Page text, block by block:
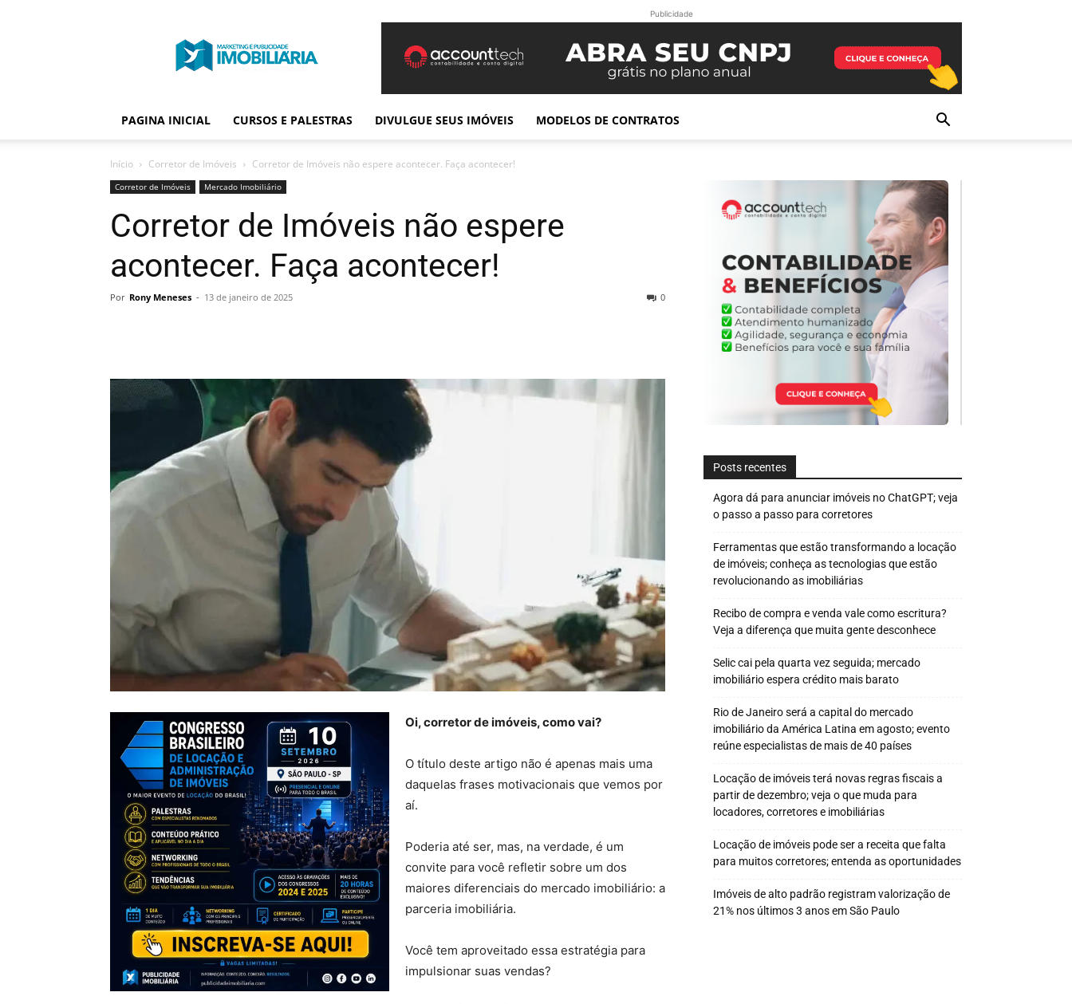
Publicidade
Imobiliária
Publicidade
PAGINA INICIAL CURSOS E PALESTRAS DIVULGUE SEUS IMÓVEIS MODELOS DE CONTRATOS
Início Corretor de Imóveis Corretor de Imóveis não espere acontecer. Faça acontecer!
Corretor de Imóveis Mercado Imobiliário
Corretor de Imóveis não espere
acontecer. Faça acontecer!
Por Rony Meneses - 13 de janeiro de 2025 0
Oi, corretor de imóveis, como vai?
O título deste artigo não é apenas mais uma
daquelas frases motivacionais que vemos por
aí.
Poderia até ser, mas, na verdade, é um
convite para você refletir sobre um dos
maiores diferenciais do mercado imobiliário: a
parceria imobiliária.
Você tem aproveitado essa estratégia para
impulsionar suas vendas?
Posts recentes
Agora dá para anunciar imóveis no ChatGPT; veja
o passo a passo para corretores
Ferramentas que estão transformando a locação
de imóveis; conheça as tecnologias que estão
revolucionando as imobiliárias
Recibo de compra e venda vale como escritura?
Veja a diferença que muita gente desconhece
Selic cai pela quarta vez seguida; mercado
imobiliário espera crédito mais barato
Rio de Janeiro será a capital do mercado
imobiliário da América Latina em agosto; evento
reúne especialistas de mais de 40 países
Locação de imóveis terá novas regras fiscais a
partir de dezembro; veja o que muda para
locadores, corretores e imobiliárias
Locação de imóveis pode ser a receita que falta
para muitos corretores; entenda as oportunidades
Imóveis de alto padrão registram valorização de
21% nos últimos 3 anos em São Paulo